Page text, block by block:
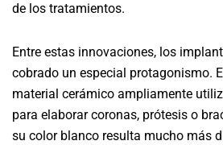
de los tratamientos.
Entre estas innovaciones, los
cobrado un especial protagonismo.
material cerámico ampliamente
para elaborar coronas, prótesis o
su color blanco resulta mucho más